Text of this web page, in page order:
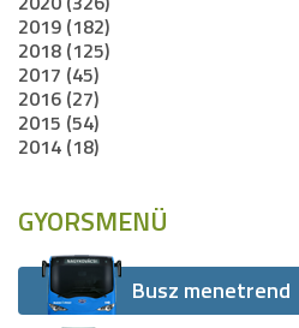
2019 (182)
2018 (125)
2017 (45)
2016 (27)
2015 (54)
2014 (18)
GYORSMENÜ
Busz menetrend